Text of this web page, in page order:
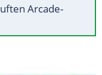
Arcade-